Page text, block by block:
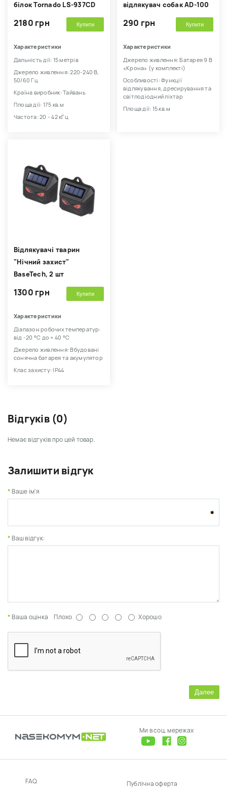
білок Tornado LS-937CD
2180 грн Купити
Характеристики
Дальність дії: 15 метрів
Джерело живлення: 220-240 В,
50/60 Гц
Країна виробник: Тайвань
Площа дії: 175 кв.м
Частота: 20 - 42 кГц
відлякувач собак AD-100
290 грн Купити
Характеристики
Джерело живлення: Батарея 9 В
«Крона» (у комплекті)
Особливості: Функції
відлякування, дресирування та
світлодіодний ліхтар
Площа дії: 15 кв.м
Відлякувачі тварин
"Нічний захист"
BaseTech, 2 шт
1300 грн Купити
Характеристики
Діапазон робочих температур:
від -20 °С до + 40 °С
Джерело живлення: Вбудовані
сонячна батарея та акумулятор
Клас захисту: IP44
Відгуків (0)
Немає відгуків про цей товар.
Залишити відгук
Ваше ім'я
Ваш відгук:
Ваша оцінка Плохо Хорошо
Далее
Ми в соц. мережах
FAQ
Публічна оферта